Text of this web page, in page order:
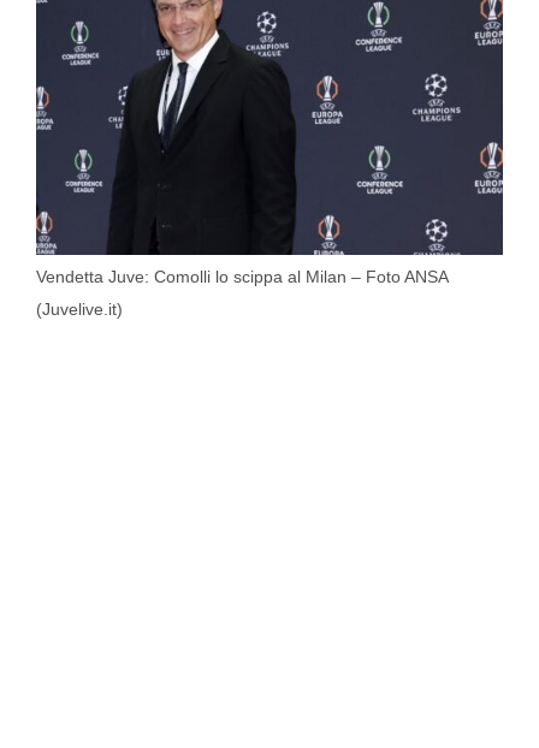
Vendetta Juve: Comolli lo scippa al Milan – Foto ANSA
(Juvelive.it)